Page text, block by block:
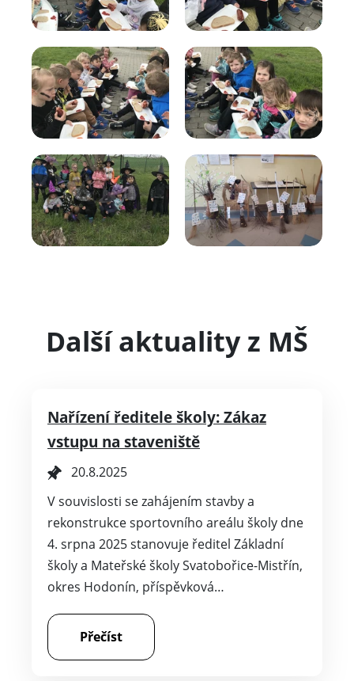
Další aktuality z MŠ
Nařízení ředitele školy: Zákaz
vstupu na staveniště
20.8.2025
V souvislosti se zahájením stavby a
rekonstrukce sportovního areálu školy dne
4. srpna 2025 stanovuje ředitel Základní
školy a Mateřské školy Svatobořice-Mistřín,
okres Hodonín, příspěvková…
Přečíst